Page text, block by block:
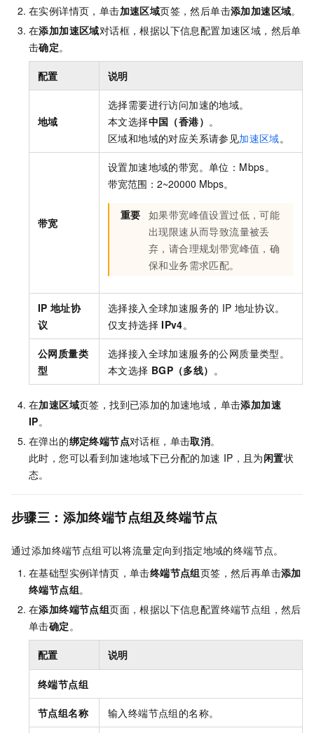
在实例详情页，单击加速区域页签，然后单击添加加速区域。
在添加加速区域对话框，根据以下信息配置加速区域，然后单
击确定。
配置 说明
地域
选择需要进行访问加速的地域。
本文选择中国（香港） 。
区域和地域的对应关系请参见加速区域。
带宽
设置加速地域的带宽。单位：Mbps。
带宽范围：2~20000 Mbps。
重要 如果带宽峰值设置过低，可能
出现限速从而导致流量被丢
弃，请合理规划带宽峰值，确
保和业务需求匹配。
IP 地址协
议
选择接入全球加速服务的 IP 地址协议。
仅支持选择 IPv4。
公网质量类
型
选择接入全球加速服务的公网质量类型。
本文选择 BGP（多线） 。
在加速区域页签，找到已添加的加速地域，单击添加加速
IP。
在弹出的绑定终端节点对话框，单击取消。
此时，您可以看到加速地域下已分配的加速 IP，且为闲置状
态。
步骤三：添加终端节点组及终端节点
通过添加终端节点组可以将流量定向到指定地域的终端节点。
在基础型实例详情页，单击终端节点组页签，然后再单击添加
终端节点组。
在添加终端节点组页面，根据以下信息配置终端节点组，然后
单击确定 。
配置 说明
终端节点组
节点组名称 输入终端节点组的名称。